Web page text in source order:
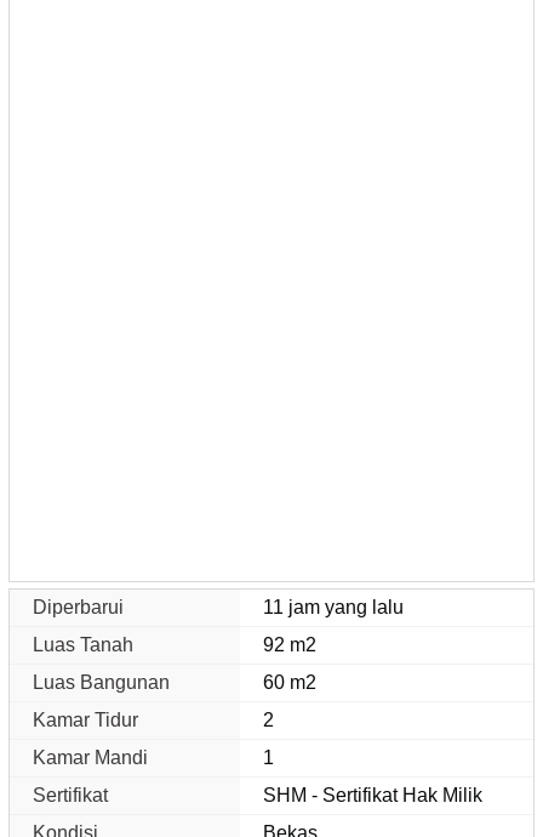
Diperbarui
11 jam yang lalu
Luas Tanah
92 m2
Luas Bangunan
60 m2
Kamar Tidur
2
Kamar Mandi
1
Sertifikat
SHM - Sertifikat Hak Milik
Kondisi
Bekas